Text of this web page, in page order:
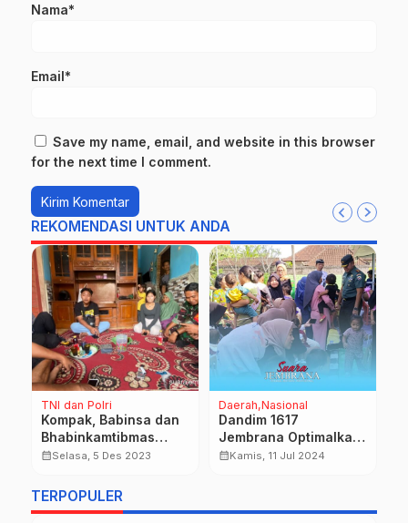
Nama*
Email*
Save my name, email, and website in this browser
for the next time I comment.
REKOMENDASI UNTUK ANDA
TNI dan Polri
Kompak, Babinsa dan
Bhabinkamtibmas
Komsos di Daerah
calendar_monthSelasa, 5 Des 2023
Daerah Nasional
Dandim 1617
Jembrana Optimalkan
Posyandu dan TK
calendar_monthKamis, 11 Jul 2024
TERPOPULER